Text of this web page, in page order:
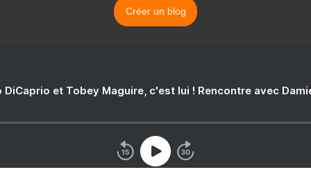
Créer un blog
DiCaprio et Tobey Maguire, c'est lui ! Rencontre avec